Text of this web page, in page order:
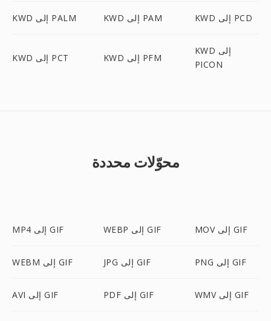
KWD إلى PALM KWD إلى PAM KWD إلى PCD
KWD إلى PCT KWD إلى PFM
KWD إلى
PICON
محوّلات محددة
MP4 إلى GIF WEBP إلى GIF MOV إلى GIF
WEBM إلى GIF JPG إلى GIF PNG إلى GIF
AVI إلى GIF PDF إلى GIF WMV إلى GIF